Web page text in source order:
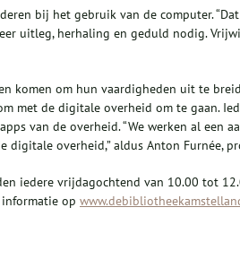
bij het gebruik van de computer.
uitleg, herhaling en geduld nodig.
komen om hun vaardigheden uit te
met de digitale overheid om te gaan.
van de overheid. “We werken al een
digitale overheid,” aldus Anton Furnée,
iedere vrijdagochtend van 10.00 tot
op